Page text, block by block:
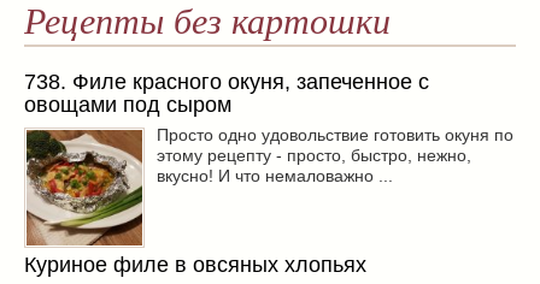
Рецепты без картошки
738. Филе красного окуня, запеченное с
овощами под сыром
Просто одно удовольствие готовить окуня по
этому рецепту - просто, быстро, нежно,
вкусно! И что немаловажно ...
Куриное филе в овсяных хлопьях